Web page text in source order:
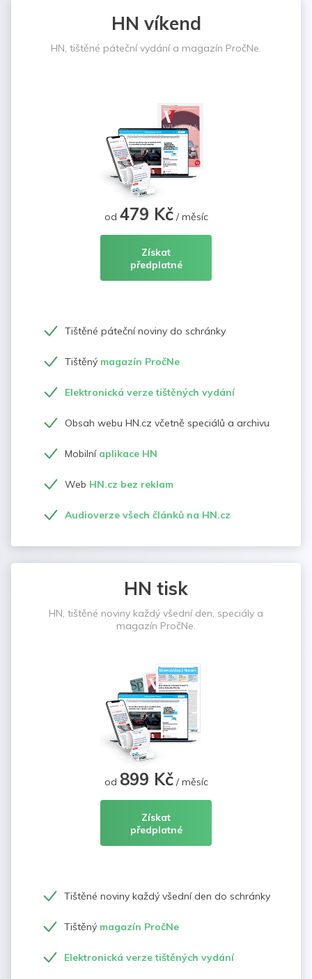
HN víkend
HN, tištěné páteční vydání a magazín PročNe.
od 479 Kč/ měsíc
Získat
předplatné
Tištěné páteční noviny do schránky
Tištěný magazín PročNe
Elektronická verze tištěných vydání
Obsah webu HN.cz včetně speciálů a archivu
Mobilní aplikace HN
Web HN.cz bez reklam
Audioverze všech článků na HN.cz
HN tisk
HN, tištěné noviny každý všední den, speciály a
magazín PročNe.
od 899 Kč/ měsíc
Získat
předplatné
Tištěné noviny každý všední den do schránky
Tištěný magazín PročNe
Elektronická verze tištěných vydání